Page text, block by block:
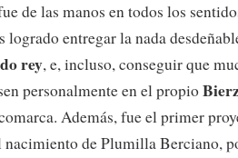
de las manos en todos los
logrado entregar la nada
rey, e, incluso, conseguir que
personalmente en el propio
Además, fue el primer
nacimiento de Plumilla Berciano,